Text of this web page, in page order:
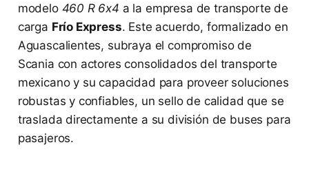
modelo 460 R 6x4 a la empresa de transporte de
carga Frío Express. Este acuerdo, formalizado en
Aguascalientes, subraya el compromiso de
Scania con actores consolidados del transporte
mexicano y su capacidad para proveer soluciones
robustas y confiables, un sello de calidad que se
traslada directamente a su división de buses para
pasajeros.